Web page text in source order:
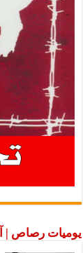
يوميات رصاص |